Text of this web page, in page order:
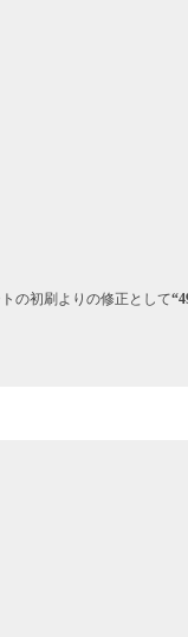
の初刷よりの修正として